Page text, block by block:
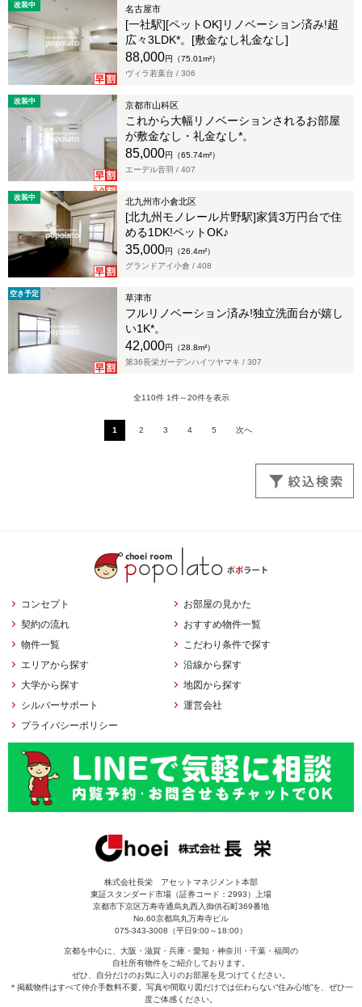
改装中 名古屋市
[一社駅][ペットOK]リノベーション済み!超
広々3LDK*。[敷金なし礼金なし]
88,000円（75.01m²）
ヴィラ若葉台 / 306
改装中 京都市山科区
これから大幅リノベーションされるお部屋
が敷金なし・礼金なし*。
85,000円（65.74m²）
エーデル音羽 / 407
改装中 北九州市小倉北区
[北九州モノレール片野駅]家賃3万円台で住
める1DK!ペットOK♪
35,000円（26.4m²）
グランドアイ小倉 / 408
空き予定 草津市
フルリノベーション済み!独立洗面台が嬉し
い1K*。
42,000円（28.8m²）
第36長栄ガーデンハイツヤマキ / 307
全110件 1件～20件を表示
1 2 3 4 5 次へ
コンセプト
お部屋の見かた
契約の流れ
おすすめ物件一覧
物件一覧
こだわり条件で探す
エリアから探す
沿線から探す
大学から探す
地図から探す
シルバーサポート
運営会社
プライバシーポリシー
株式会社長栄 アセットマネジメント本部
東証スタンダード市場（証券コード：2993）上場
京都市下京区万寿寺通烏丸西入御供石町369番地
No.60京都烏丸万寿寺ビル
075-343-3008（平日9:00～18:00）
京都を中心に、大阪・滋賀・兵庫・愛知・神奈川・千葉・福岡の
自社所有物件をご紹介しております。
ぜひ、自分だけのお気に入りのお部屋を見つけてください。
＊掲載物件はすべて仲介手数料不要。写真や間取り図だけでは伝わらない“住み心地”を、ぜひ一
度ご体感ください。